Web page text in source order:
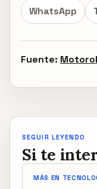
WhatsApp
Fuente:
SEGUIR LEYENDO
Si te
MÁS EN